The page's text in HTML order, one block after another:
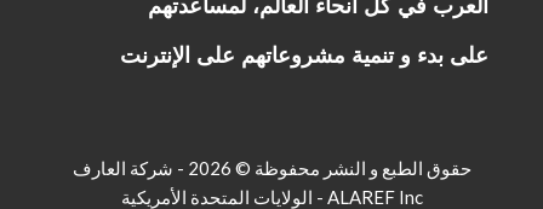
العرب في كل أنحاء العالم، لمساعدتهم
على بدء و تنمية مشروعاتهم على الإنترنت
حقوق الطبع و النشر محفوظة © 2026 - شركة العارف
ALAREF Inc - الولايات المتحدة الأمريكية